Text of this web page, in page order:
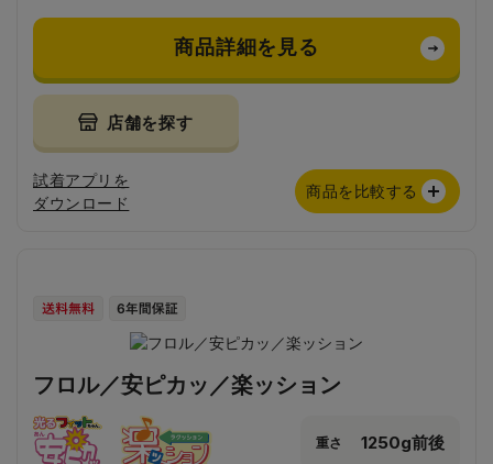
商品詳細を見る
店舗を探す
試着アプリを
ダウンロード
商品を比較する
フロル／安ピカッ／楽ッション
重さ 1250g前後